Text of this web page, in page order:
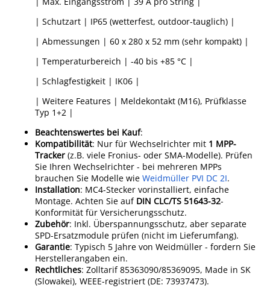
| Schutzart | IP65 (wetterfest, outdoor-tauglich) |
| Abmessungen | 60 x 280 x 52 mm (sehr kompakt) |
| Temperaturbereich | -40 bis +85 °C |
| Schlagfestigkeit | IK06 |
| Weitere Features | Meldekontakt (M16), Prüfklasse
Typ 1+2 |
Beachtenswertes bei Kauf:
Kompatibilität: Nur für Wechselrichter mit 1 MPP-
Tracker (z.B. viele Fronius- oder SMA-Modelle). Prüfen
Sie Ihren Wechselrichter - bei mehreren MPPs
brauchen Sie Modelle wie Weidmüller PVI DC 2I.
Installation: MC4-Stecker vorinstalliert, einfache
Montage. Achten Sie auf DIN CLC/TS 51643-32-
Konformität für Versicherungsschutz.
Zubehör: Inkl. Überspannungsschutz, aber separate
SPD-Ersatzmodule prüfen (nicht im Lieferumfang).
Garantie: Typisch 5 Jahre von Weidmüller - fordern Sie
Herstellerangaben ein.
Rechtliches: Zolltarif 85363090/85369095, Made in SK
(Slowakei), WEEE-registriert (DE: 73937473).